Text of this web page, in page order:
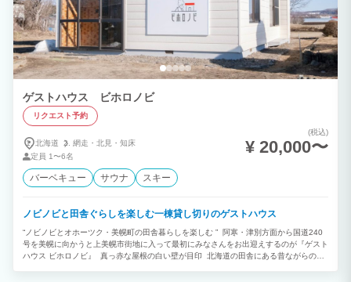
ゲストハウス ビホロノビ
リクエスト予約
北海道 網走・ 北見・ 知床
定員 1〜6名
(税込)
¥ 20,000〜
バーベキュー サウナ スキー
ノビノビと田舎ぐらしを楽しむ一棟貸し切りのゲストハウス
“ノビノビとオホーツク・美幌町の田舎暮らしを楽しむ ” 阿寒・津別方面から国道240
号を美幌に向かうと上美幌市街地に入って最初にみなさんをお出迎えするのが『ゲスト
ハウス ビホロノビ』 真っ赤な屋根の白い壁が目印 北海道の田舎にある昔ながらの住